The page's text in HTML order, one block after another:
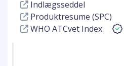
Indlægsseddel
Produktresume (SPC)
WHO ATCvet Index